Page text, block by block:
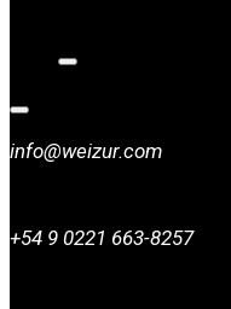
info@weizur.com
+54 9 0221 663-8257